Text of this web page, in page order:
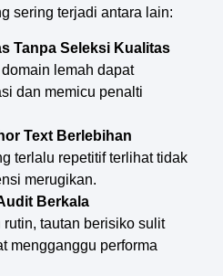
sering terjadi antara lain:
Tanpa Seleksi Kualitas
lemah dapat
dan memicu penalti
Text Berlebihan
terlalu repetitif terlihat tidak
merugikan.
Berkala
tautan berisiko sulit
mengganggu performa